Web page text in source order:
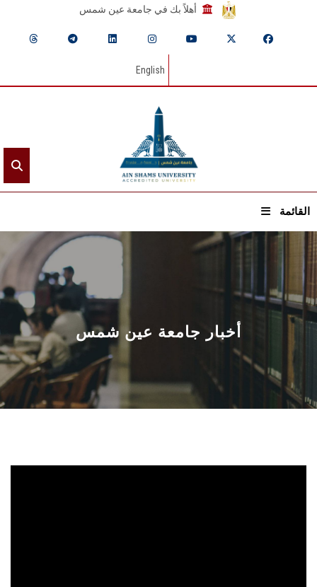
أهلاً بك في جامعة عين شمس
English
القائمة
الرئيسيـة
عن الجامعة
القطاعـات
الشئون الأكاديمية
البحث العلمي
أخبار جامعة عين شمس